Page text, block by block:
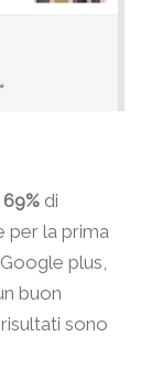
69%di
per la prima
plus,
buon
sono